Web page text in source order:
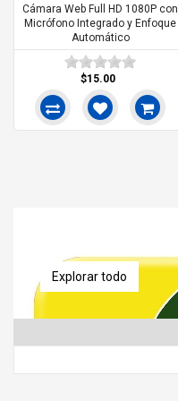
Cámara Web Full HD 1080P con
Micrófono Integrado y Enfoque
Automático
$15.00
Explorar todo